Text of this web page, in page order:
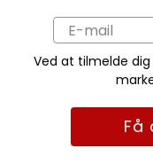
Ved at tilmelde
Få